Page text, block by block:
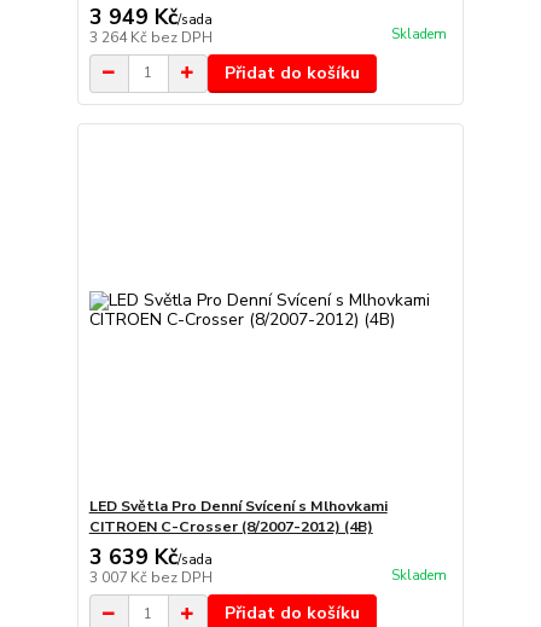
3 949 Kč/sada
3 264 Kč bez DPH Skladem
Přidat do košíku
LED Světla Pro Denní Svícení s Mlhovkami
CITROEN C-Crosser (8/2007-2012) (4B)
3 639 Kč/sada
3 007 Kč bez DPH Skladem
Přidat do košíku